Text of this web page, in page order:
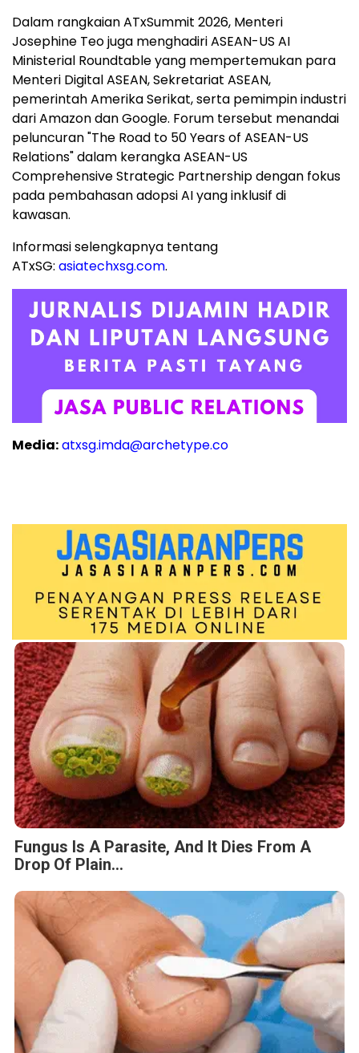
Dalam rangkaian ATxSummit 2026, Menteri
Josephine Teo juga menghadiri ASEAN-US AI
Ministerial Roundtable yang mempertemukan para
Menteri Digital ASEAN, Sekretariat ASEAN,
pemerintah Amerika Serikat, serta pemimpin industri
dari Amazon dan Google. Forum tersebut menandai
peluncuran "The Road to 50 Years of ASEAN-US
Relations" dalam kerangka ASEAN-US
Comprehensive Strategic Partnership dengan fokus
pada pembahasan adopsi AI yang inklusif di
kawasan.
Informasi selengkapnya tentang
ATxSG: asiatechxsg.com.
Media:atxsg.imda@archetype.co
Fungus Is A Parasite, And It Dies From A
Drop Of Plain...